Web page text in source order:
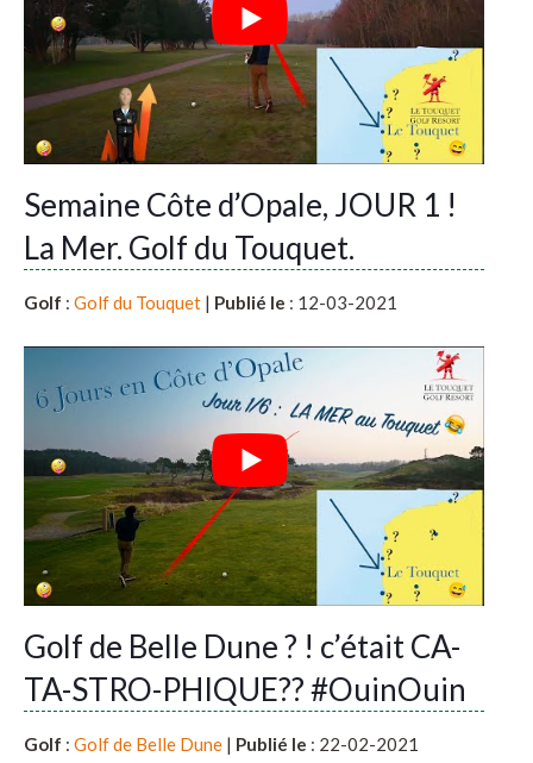
Semaine Côte d’Opale, JOUR 1 !
La Mer. Golf du Touquet.
Golf : Golf du Touquet | Publié le : 12-03-2021
Golf de Belle Dune ? ! c’était CA-
TA-STRO-PHIQUE?? #OuinOuin
Golf : Golf de Belle Dune | Publié le : 22-02-2021